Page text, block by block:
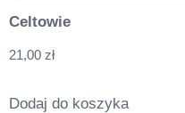
Celtowie
21,00 zł
Dodaj do koszyka